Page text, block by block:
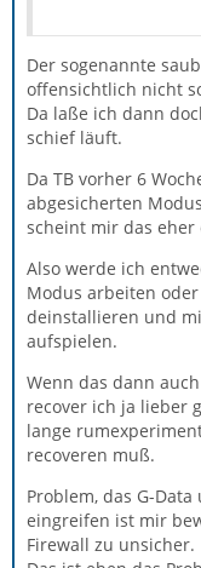
Der sogenannte
offensichtlich nicht
Da laße ich dann
schief läuft.
Da TB vorher 6
abgesicherten
scheint mir das eher
Also werde ich
Modus arbeiten
deinstallieren und
aufspielen.
Wenn das dann
recover ich ja lieber
lange
recoveren muß.
Problem, das G-
eingreifen ist mir
Firewall zu unsicher.